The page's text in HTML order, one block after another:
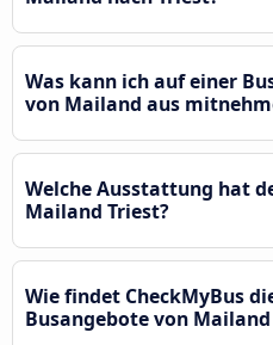
Was kann ich auf einer
von Mailand aus
Welche Ausstattung hat
Mailand Triest?
Wie findet CheckMyBus
Busangebote von